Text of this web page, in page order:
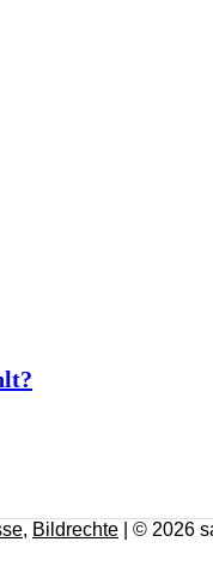
, Bildrechte | © 2026